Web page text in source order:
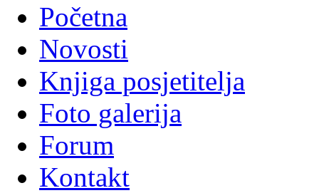
Početna
Novosti
Knjiga posjetitelja
Foto galerija
Forum
Kontakt